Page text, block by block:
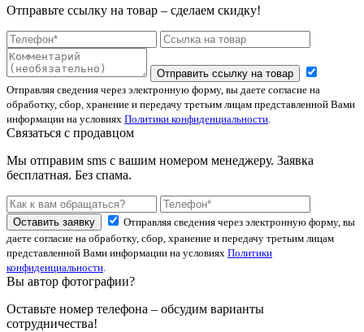
Отправьте ссылку на товар – сделаем скидку!
Отправить ссылку на товар
Отправляя сведения через электронную форму, вы даете согласие на
обработку, сбор, хранение и передачу третьим лицам представленной Вами
информации на условиях Политики конфиденциальности.
Связаться с продавцом
Мы отправим sms с вашим номером менеджеру. Заявка
бесплатная. Без спама.
Оставить заявку
Отправляя сведения через электронную форму, вы
даете согласие на обработку, сбор, хранение и передачу третьим лицам
представленной Вами информации на условиях Политики
конфиденциальности.
Вы автор фотографии?
Оставьте номер телефона – обсудим варианты
сотрудничества!